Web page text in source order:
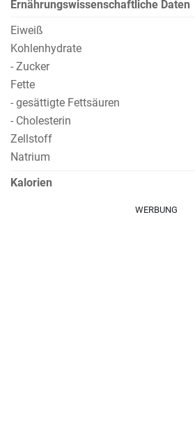
Ernährungswissenschaftliche Daten
Eiweiß
Kohlenhydrate
- Zucker
Fette
- gesättigte Fettsäuren
- Cholesterin
Zellstoff
Natrium
Kalorien
WERBUNG